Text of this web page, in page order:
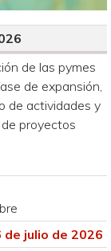
de las pymes
de expansión,
de actividades y
proyectos
de julio de 2026